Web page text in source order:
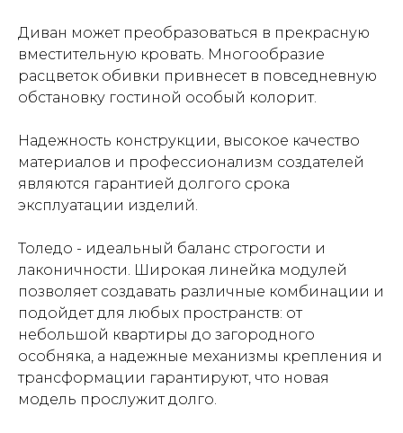
Диван может преобразоваться в прекрасную
вместительную кровать. Многообразие
расцветок обивки привнесет в повседневную
обстановку гостиной особый колорит.
Надежность конструкции, высокое качество
материалов и профессионализм создателей
являются гарантией долгого срока
эксплуатации изделий.
Толедо - идеальный баланс строгости и
лаконичности. Широкая линейка модулей
позволяет создавать различные комбинации и
подойдет для любых пространств: от
небольшой квартиры до загородного
особняка, а надежные механизмы крепления и
трансформации гарантируют, что новая
модель прослужит долго.